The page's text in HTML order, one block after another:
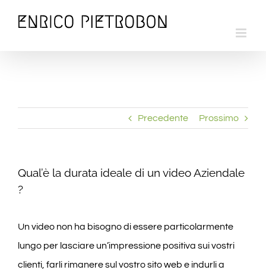
Precedente Prossimo
Qual’è la durata ideale di un video Aziendale
?
Un video non ha bisogno di essere particolarmente
lungo per lasciare un’impressione positiva sui vostri
clienti, farli rimanere sul vostro sito web e indurli a